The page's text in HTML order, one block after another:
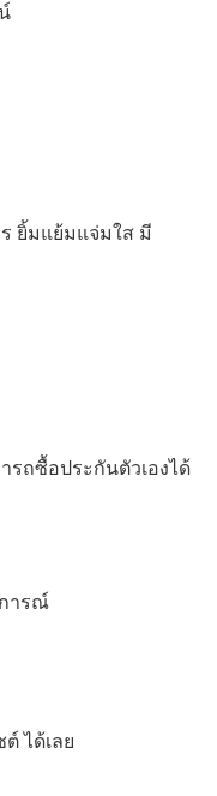
ยิ้มแย้มแจ่มใส มี
ถซื้อประกันตัวเองได้
ารณ์
ได้เลย